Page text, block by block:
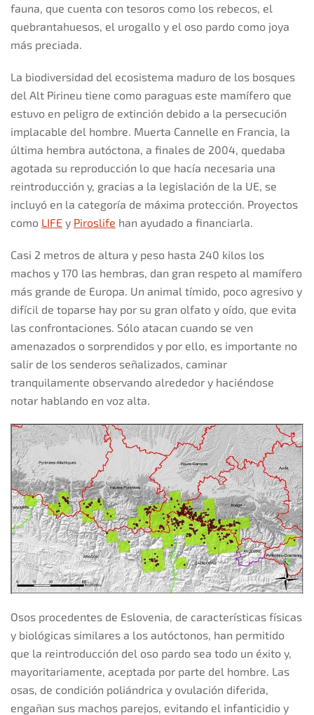
fauna, que cuenta con tesoros como los rebecos, el
quebrantahuesos, el urogallo y el oso pardo como joya
más preciada.
La biodiversidad del ecosistema maduro de los bosques
del Alt Pirineu tiene como paraguas este mamífero que
estuvo en peligro de extinción debido a la persecución
implacable del hombre. Muerta Cannelle en Francia, la
última hembra autóctona, a finales de 2004, quedaba
agotada su reproducción lo que hacía necesaria una
reintroducción y, gracias a la legislación de la UE, se
incluyó en la categoría de máxima protección. Proyectos
como LIFE y Piroslife han ayudado a financiarla.
Casi 2 metros de altura y peso hasta 240 kilos los
machos y 170 las hembras, dan gran respeto al mamífero
más grande de Europa. Un animal tímido, poco agresivo y
difícil de toparse hay por su gran olfato y oído, que evita
las confrontaciones. Sólo atacan cuando se ven
amenazados o sorprendidos y por ello, es importante no
salir de los senderos señalizados, caminar
tranquilamente observando alrededor y haciéndose
notar hablando en voz alta.
Osos procedentes de Eslovenia, de características físicas
y biológicas similares a los autóctonos, han permitido
que la reintroducción del oso pardo sea todo un éxito y,
mayoritariamente, aceptada por parte del hombre. Las
osas, de condición poliándrica y ovulación diferida,
engañan sus machos parejos, evitando el infanticidio y